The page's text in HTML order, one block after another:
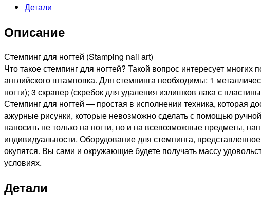
Диск
стемпинга
01
Детали
Описание
Стемпинг для ногтей (Stamping nail art)
Что такое стемпинг для ногтей? Такой вопрос интересует
английского штамповка. Для стемпинга необходимы: 1
ногти); 3 скрапер (скребок для удаления излишков лака с
Стемпинг для ногтей — простая в исполнении техника,
ажурные рисунки, которые невозможно сделать с помощью
наносить не только на ногти, но и на всевозможные предметы,
индивидуальности. Оборудование для стемпинга,
окупятся. Вы сами и окружающие будете получать массу
условиях.
Детали